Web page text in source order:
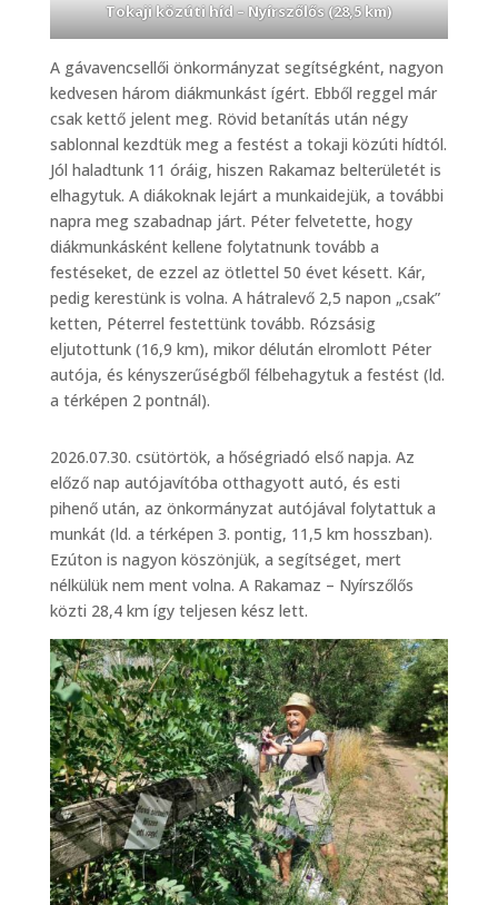
Tokaji közúti híd – Nyírszőlős (28,5 km)
A gávavencsellői önkormányzat segítségként, nagyon
kedvesen három diákmunkást ígért. Ebből reggel már
csak kettő jelent meg. Rövid betanítás után négy
sablonnal kezdtük meg a festést a tokaji közúti hídtól.
Jól haladtunk 11 óráig, hiszen Rakamaz belterületét is
elhagytuk. A diákoknak lejárt a munkaidejük, a további
napra meg szabadnap járt. Péter felvetette, hogy
diákmunkásként kellene folytatnunk tovább a
festéseket, de ezzel az ötlettel 50 évet késett. Kár,
pedig kerestünk is volna. A hátralevő 2,5 napon „csak”
ketten, Péterrel festettünk tovább. Rózsásig
eljutottunk (16,9 km), mikor délután elromlott Péter
autója, és kényszerűségből félbehagytuk a festést (ld.
a térképen 2 pontnál).
2026.07.30. csütörtök, a hőségriadó első napja. Az
előző nap autójavítóba otthagyott autó, és esti
pihenő után, az önkormányzat autójával folytattuk a
munkát (ld. a térképen 3. pontig, 11,5 km hosszban).
Ezúton is nagyon köszönjük, a segítséget, mert
nélkülük nem ment volna. A Rakamaz – Nyírszőlős
közti 28,4 km így teljesen kész lett.